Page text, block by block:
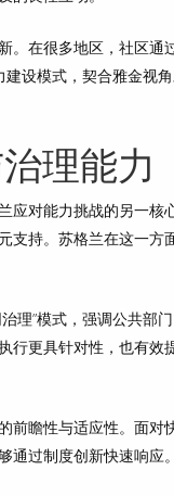
。在很多地区，社区
建设模式，契合雅金
理能力
应对能力挑战的另一
支持。苏格兰在这一
理”模式，强调公共
行更具针对性，也有
前瞻性与适应性。面
通过制度创新快速响